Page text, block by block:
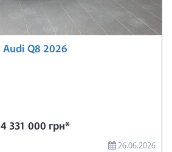
Audi Q8 2026
4 331 000 грн*
26.06.2026